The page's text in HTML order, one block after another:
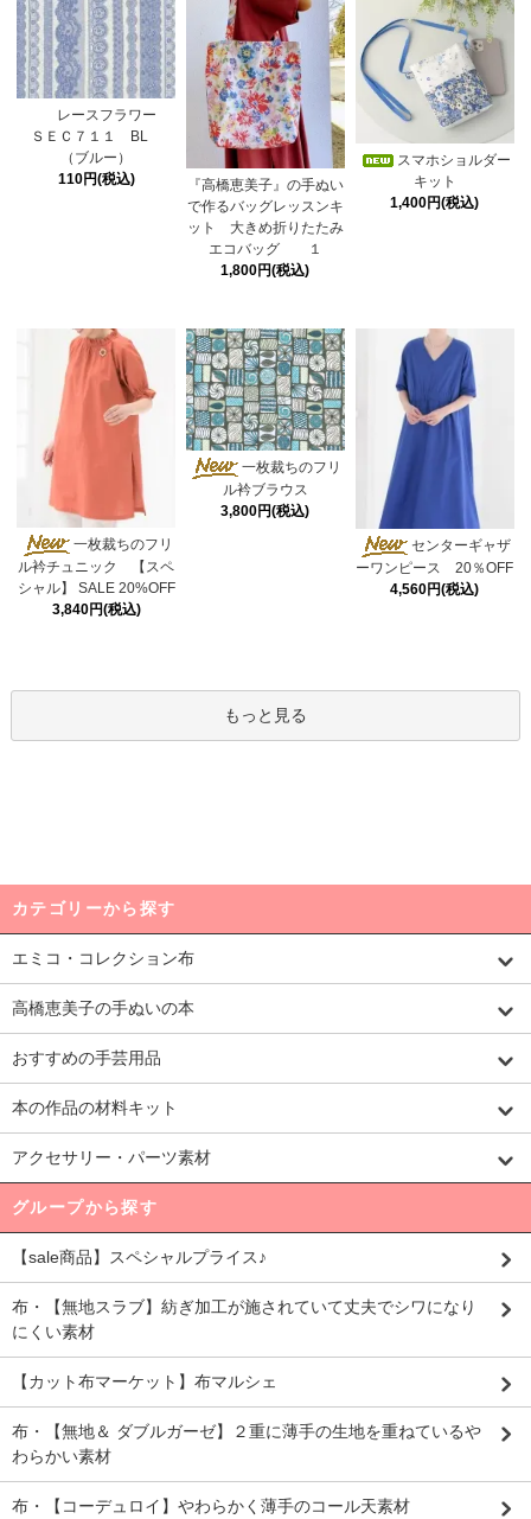
レースフラワー
ＳＥＣ７１１ BL
（ブルー）
110円(税込)
『高橋恵美子』の手ぬい
で作るバッグレッスンキ
ット 大きめ折りたたみ
エコバッグ １
1,800円(税込)
スマホショルダー
キット
1,400円(税込)
一枚裁ちのフリ
ル衿チュニック 【スペ
シャル】 SALE 20%OFF
3,840円(税込)
一枚裁ちのフリ
ル衿ブラウス
3,800円(税込)
センターギャザ
ーワンピース 20％OFF
4,560円(税込)
もっと見る
カテゴリーから探す
エミコ・コレクション布
高橋恵美子の手ぬいの本
おすすめの手芸用品
本の作品の材料キット
アクセサリー・パーツ素材
グループから探す
【sale商品】スペシャルプライス♪
布・【無地スラブ】紡ぎ加工が施されていて丈夫でシワになり
にくい素材
【カット布マーケット】布マルシェ
布・【無地＆ ダブルガーゼ】２重に薄手の生地を重ねているや
わらかい素材
布・【コーデュロイ】やわらかく薄手のコール天素材